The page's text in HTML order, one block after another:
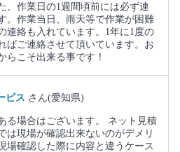
、作業日の1週間頃前には必ず連
。作業当日、雨天等で作業が困難
連絡も入れています。1年に1度の
ばご連絡させて頂いています。お
らこそ出来る事です！
ビス さん(愛知県)
る場合はございます。 ネット見積
は現場が確認出来ないのがデメリ
場確認した際に内容と違うケース